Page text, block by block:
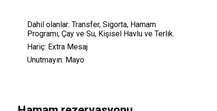
Dahil olanlar: Transfer, Sigorta, Hamam
Programı, Çay ve Su, Kişisel Havlu ve Terlik.
Hariç: Extra Mesaj
Unutmayın: Mayo